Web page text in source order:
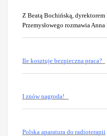
Z Beatą Bochińską,
Przemysłowego rozmawia
Ile kosztuje bezpieczna praca?
I znów nagroda!
Polska aparatura do radioterapii